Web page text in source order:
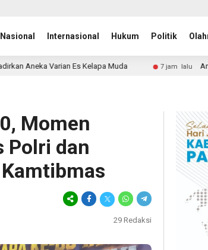
Nasional Internasional Hukum Politik
Muda 7 jam lalu Anton Suratto Sapa Warga,
Momen
Polri dan
29 Redaksi